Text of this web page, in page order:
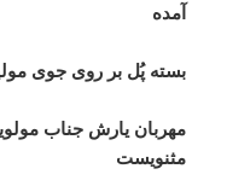
آمده
بسته پُل بر روی جوی
مهربان يارش جناب
مثنويست